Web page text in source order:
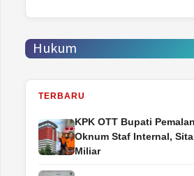
Hukum
TERBARU
‎KPK OTT Bupati
Oknum Staf Internal,
Miliar